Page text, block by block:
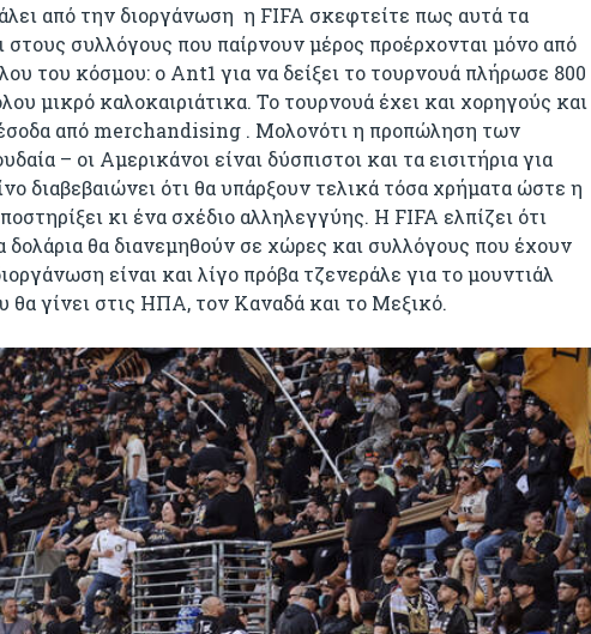
από την διοργάνωση η FIFA σκεφτείτε πως αυτά τα
στους συλλόγους που παίρνουν μέρος προέρχονται μόνο από
του κόσμου: o Ant1 για να δείξει το τουρνουά πλήρωσε 800
μικρό καλοκαιριάτικα. Το τουρνουά έχει και χορηγούς και
έσοδα από merchandising . Μολονότι η προπώληση των
– οι Αμερικάνοι είναι δύσπιστοι και τα εισιτήρια για
διαβεβαιώνει ότι θα υπάρξουν τελικά τόσα χρήματα ώστε η
κι ένα σχέδιο αλληλεγγύης. Η FIFA ελπίζει ότι
δολάρια θα διανεμηθούν σε χώρες και συλλόγους που έχουν
είναι και λίγο πρόβα τζενεράλε για το μουντιάλ
γίνει στις ΗΠΑ, τον Καναδά και το Μεξικό.